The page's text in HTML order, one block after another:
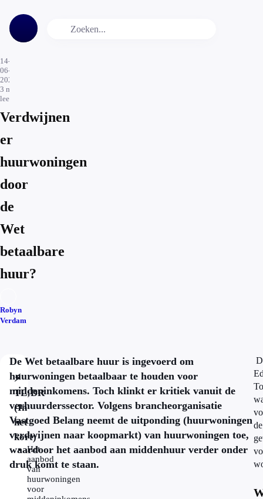
14-
06-
2026
3 min.
leestijd
Verdwijnen
er
huurwoningen
door
de
Wet
betaalbare
huur?
Robyn
Verdam
⚡
TL;DR
(In
het
kort)
Het
aanbod
van
huurwoningen
voor
De Wet betaalbare huur is ingevoerd om
huurwoningen betaalbaar te houden voor
middeninkomens. Toch klinkt er kritiek vanuit de
verhuurderssector. Volgens brancheorganisatie
Vastgoed Belang neemt de uitponding (huurwoningen
verdwijnen naar koopmarkt) van huurwoningen toe,
waardoor het aanbod aan middenhuur verder onder
druk komt te staan.
de